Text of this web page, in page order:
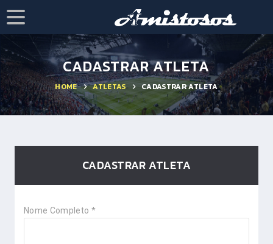
CADASTRAR ATLETA
HOME ATLETAS CADASTRAR ATLETA
CADASTRAR ATLETA
Nome Completo *